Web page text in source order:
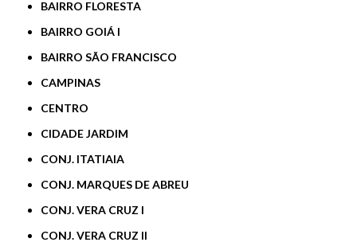
BAIRRO FLORESTA
BAIRRO GOIÁ I
BAIRRO SÃO FRANCISCO
CAMPINAS
CENTRO
CIDADE JARDIM
CONJ. ITATIAIA
CONJ. MARQUES DE ABREU
CONJ. VERA CRUZ I
CONJ. VERA CRUZ II